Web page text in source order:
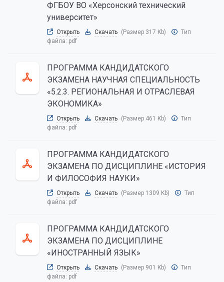
ФГБОУ ВО «Херсонский технический
университет»
Открыть Скачать (Размер 317 Kb)
Тип
файла: pdf
ПРОГРАММА КАНДИДАТСКОГО
ЭКЗАМЕНА НАУЧНАЯ СПЕЦИАЛЬНОСТЬ
«5.2.3. РЕГИОНАЛЬНАЯ И ОТРАСЛЕВАЯ
ЭКОНОМИКА»
Открыть Скачать (Размер 461 Kb)
Тип
файла: pdf
ПРОГРАММА КАНДИДАТСКОГО
ЭКЗАМЕНА ПО ДИСЦИПЛИНЕ «ИСТОРИЯ
И ФИЛОСОФИЯ НАУКИ»
Открыть Скачать (Размер 1309 Kb)
Тип
файла: pdf
ПРОГРАММА КАНДИДАТСКОГО
ЭКЗАМЕНА ПО ДИСЦИПЛИНЕ
«ИНОСТРАННЫЙ ЯЗЫК»
Открыть Скачать (Размер 901 Kb)
Тип
файла: pdf